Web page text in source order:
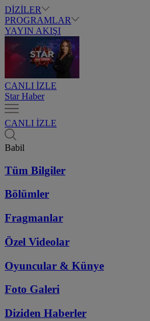
DİZİLER
PROGRAMLAR
YAYIN AKIŞI
CANLI İZLE
Star Haber
CANLI İZLE
Babil
Tüm Bilgiler
Bölümler
Fragmanlar
Özel Videolar
Oyuncular & Künye
Foto Galeri
Diziden Haberler